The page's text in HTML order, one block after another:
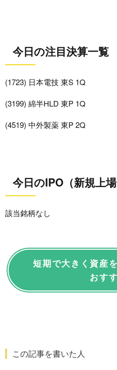
今日の注目決算一覧
(1723) 日本電技 東S 1Q
(3199) 綿半HLD 東P 1Q
(4519) 中外製薬 東P 2Q
今日のIPO（新規上
該当銘柄なし
短期で大きく資産
おす
この記事を書いた人